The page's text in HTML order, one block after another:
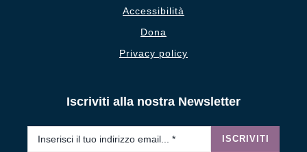
Accessibilità
Dona
Privacy policy
Iscriviti alla nostra Newsletter
ISCRIVITI